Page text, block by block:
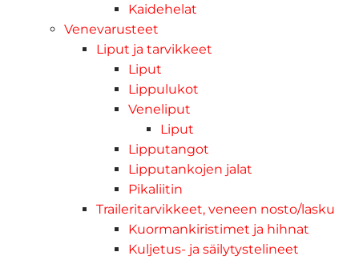
Kaidehelat
Venevarusteet
Liput ja tarvikkeet
Liput
Lippulukot
Veneliput
Liput
Lipputangot
Lipputankojen jalat
Pikaliitin
Traileritarvikkeet, veneen nosto/lasku
Kuormankiristimet ja hihnat
Kuljetus- ja säilytystelineet